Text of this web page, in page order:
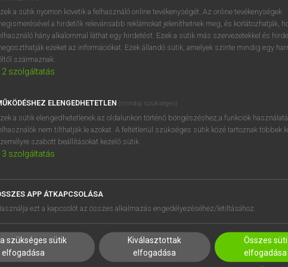
keresése szótárainkban
SÚGÓ
RÓLUNK
SÜTI BEÁLLÍTÁSOK
a sütik nyomon követik a felhasználó online tevékenységét. Az online tevékenységek
a hirdetők relevánsabb reklámokat jeleníthetnek meg, és korlátozhatják,
hány alkalommal láthat egy hirdetést. Ezek a sütik más szervezetekkel és
ezeket az információkat. Ezek állandó sütik, amelyek szinte mindig egy
származnak.
2 szolgáltatás
ELENGEDHETETLEN (mindig szükséges)
a sütik elengedhetetlenek az oldalunkon történő böngészéshez,a funkciók
nem tilthatják le azokat. A feltétlenül szükséges sütik közé tartoznak többek
szabott beállításokat kezelő sütik.
3 szolgáltatás
APP ÁTKAPCSOLÁSA
ezt a kapcsolót az összes alkalmazás engedélyezéséhez/letiltásához.
szükséges sütik
elfogadása
Kiválasztottak
elfogadása
Összes süti
elfogadása